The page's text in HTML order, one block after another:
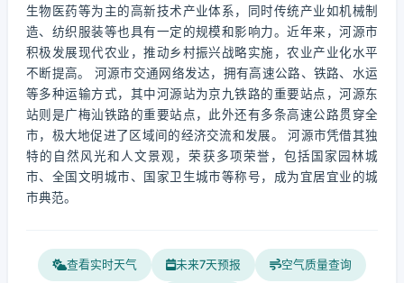
生物医药等为主的高新技术产业体系，同时传统产业如机械制
造、纺织服装等也具有一定的规模和影响力。近年来，河源市
积极发展现代农业，推动乡村振兴战略实施，农业产业化水平
不断提高。 河源市交通网络发达，拥有高速公路、铁路、水运
等多种运输方式，其中河源站为京九铁路的重要站点，河源东
站则是广梅汕铁路的重要站点，此外还有多条高速公路贯穿全
市，极大地促进了区域间的经济交流和发展。 河源市凭借其独
特的自然风光和人文景观，荣获多项荣誉，包括国家园林城
市、全国文明城市、国家卫生城市等称号，成为宜居宜业的城
市典范。
查看实时天气 未来7天预报 空气质量查询